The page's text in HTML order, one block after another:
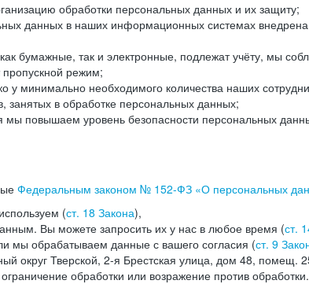
обработки персональных данных и их защиту;
данных в наших информационных системах
бумажные, так и электронные, подлежат учёту, мы
режим;
у минимально необходимого количества наших
в обработке персональных данных;
повышаем уровень безопасности персональных
Федеральным законом № 152-ФЗ «О персональных
(ст. 18 Закона),
Вы можете запросить их у нас в любое время (ст.
мы обрабатываем данные с вашего согласия (ст. 9
округ Тверской, 2-я Брестская улица, дом 48,
обработки или возражение против обработки.